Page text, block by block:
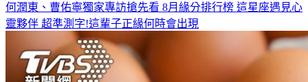
何潤東、曹佑寧獨家專訪搶先看 8月緣分排行榜 這星座遇見心
靈夥伴 超準測字!這輩子正緣何時會出現